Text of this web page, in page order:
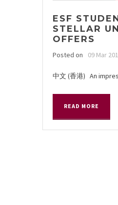
ESF
STELLAR
OFFERS
Posted on 09 Mar
中文 (香港) An
READ MORE